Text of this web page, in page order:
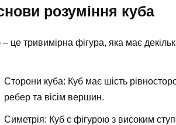
розуміння куба
– це тривимірна фігура, яка має
Сторони куба: Куб має шість
ребер та вісім вершин.
Симетрія: Куб є фігурою з високим